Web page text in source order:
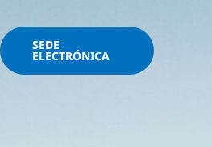
SEDE
ELECTRÓNICA